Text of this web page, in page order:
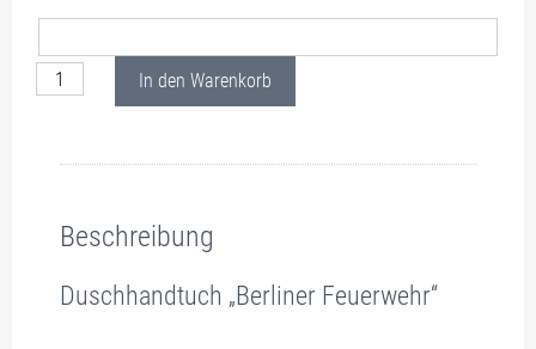
Duschhandtuch BF Rot Menge
In den Warenkorb
Beschreibung
Duschhandtuch „Berliner Feuerwehr“